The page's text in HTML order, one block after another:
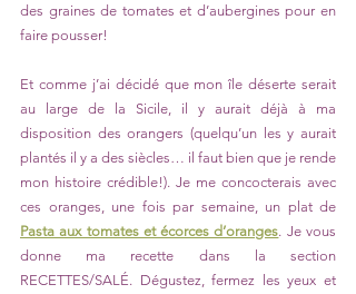
des graines de tomates et d’aubergines pour en
faire pousser!
Et comme j’ai décidé que mon île déserte serait
au large de la Sicile, il y aurait déjà à ma
disposition des orangers (quelqu’un les y aurait
plantés il y a des siècles… il faut bien que je rende
mon histoire crédible!). Je me concocterais avec
Pasta aux tomates et écorces d’oranges. Je vous
donne ma recette dans la section
RECETTES/SALÉ. Dégustez, fermez les yeux et